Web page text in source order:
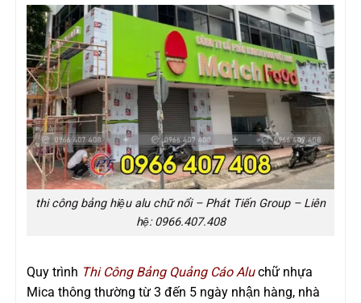
thi công bảng hiệu alu chữ nổi – Phát Tiến Group – Liên
hệ: 0966.407.408
Quy trình Thi Công Bảng Quảng Cáo Aluchữ nhựa
Mica thông thường từ 3 đến 5 ngày nhận hàng, nhà